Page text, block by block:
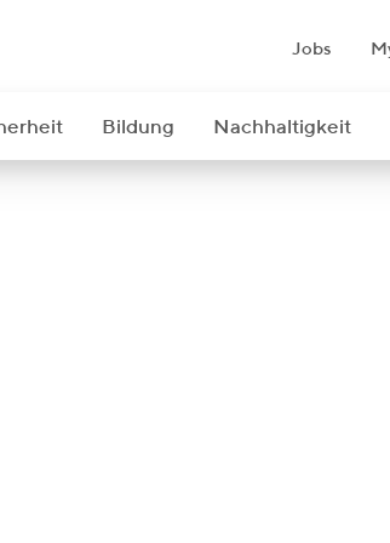
Jobs
Bildung Nachhaltigkeit